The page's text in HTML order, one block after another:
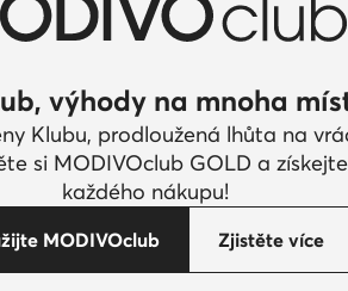
výhody na mnoha
Klubu, prodloužená lhůta na
si MODIVOclub GOLD a
každého nákupu!
MODIVOclub Zjistěte více